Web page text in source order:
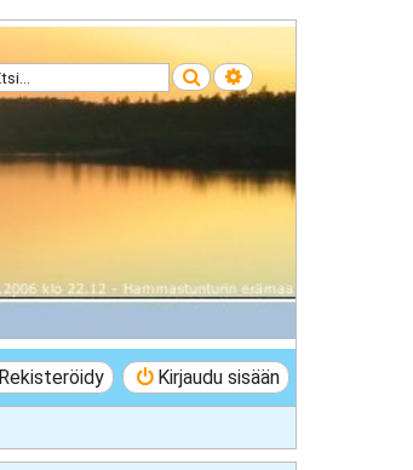
Etsi Tarkennettu haku
Kirjaudu sisään
Rekisteröidy